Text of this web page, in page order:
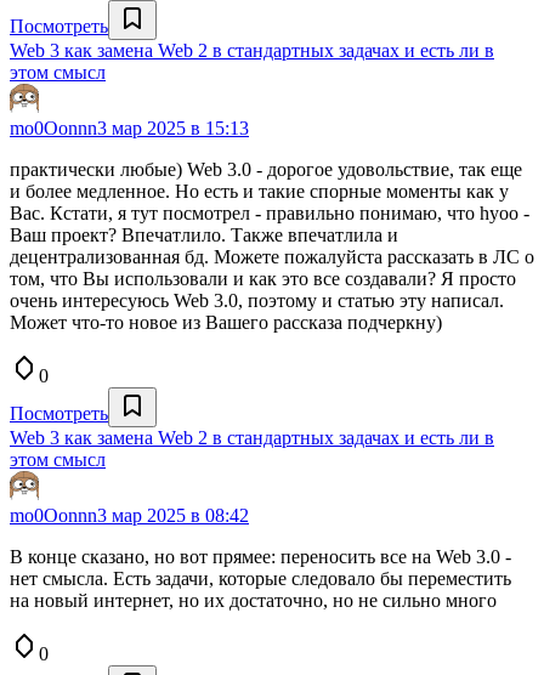
Посмотреть
Web 3 как замена Web 2 в стандартных задачах и есть ли в
этом смысл
mo0Oonnn3 мар 2025 в 15:13
практически любые) Web 3.0 - дорогое удовольствие, так еще
и более медленное. Но есть и такие спорные моменты как у
Вас. Кстати, я тут посмотрел - правильно понимаю, что hyoo -
Ваш проект? Впечатлило. Также впечатлила и
децентрализованная бд. Можете пожалуйста рассказать в ЛС о
том, что Вы использовали и как это все создавали? Я просто
очень интересуюсь Web 3.0, поэтому и статью эту написал.
Может что-то новое из Вашего рассказа подчеркну)
0
Посмотреть
Web 3 как замена Web 2 в стандартных задачах и есть ли в
этом смысл
mo0Oonnn3 мар 2025 в 08:42
В конце сказано, но вот прямее: переносить все на Web 3.0 -
нет смысла. Есть задачи, которые следовало бы переместить
на новый интернет, но их достаточно, но не сильно много
0